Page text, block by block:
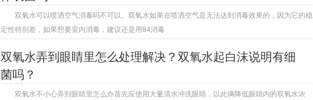
双氧水可以喷洒空气消毒吗不可以。双氧水如果在喷洒空气是无法达到消毒效果的，因为它的稳
定性特别差，如果想要室内消毒，建议还是用84消毒
双氧水弄到眼睛里怎么处理解决？双氧水起白沫说明有细
菌吗？
双氧水不小心弄到眼睛里怎么办首先应使用大量清水冲洗眼睛，以此俩降低眼睛内的双氧水浓